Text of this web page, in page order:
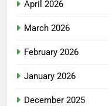
April 2026
March 2026
February 2026
January 2026
December 2025